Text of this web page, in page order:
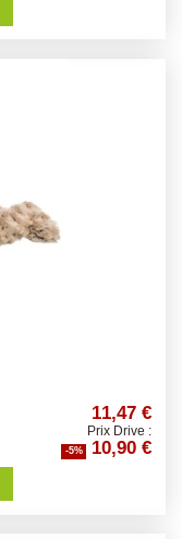
11,47 €
Prix Drive :
-5% 10,90 €